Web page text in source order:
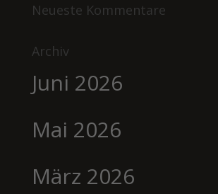
Neueste Kommentare
Archiv
Juni 2026
Mai 2026
März 2026